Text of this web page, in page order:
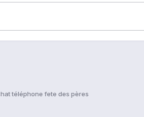
téléphone fete des pères